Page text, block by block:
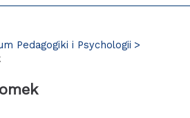
Pedagogiki i Psychologii